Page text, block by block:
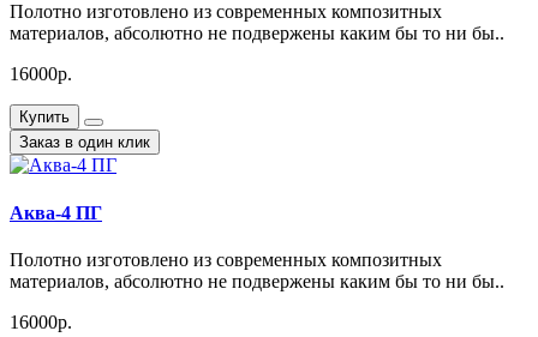
Полотно изготовлено из современных композитных
материалов, абсолютно не подвержены каким бы то ни бы..
16000р.
Купить
Заказ в один клик
Аква-4 ПГ
Полотно изготовлено из современных композитных
материалов, абсолютно не подвержены каким бы то ни бы..
16000р.